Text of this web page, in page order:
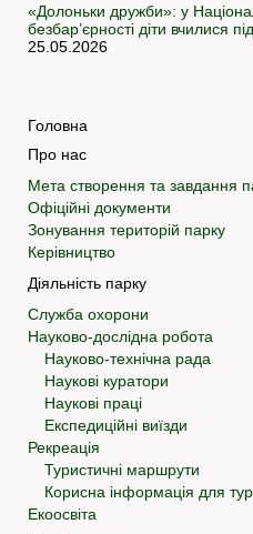
«Долоньки дружби»: у
безбар’єрності діти вчилися
25.05.2026
Головна
Про нас
Мета створення та завдання
Офіційні документи
Зонування територій парку
Керівництво
Діяльність парку
Служба охорони
Науково-дослідна робота
Науково-технічна рада
Наукові куратори
Наукові праці
Експедиційні виїзди
Рекреація
Туристичні маршрути
Корисна інформація для
Екоосвіта